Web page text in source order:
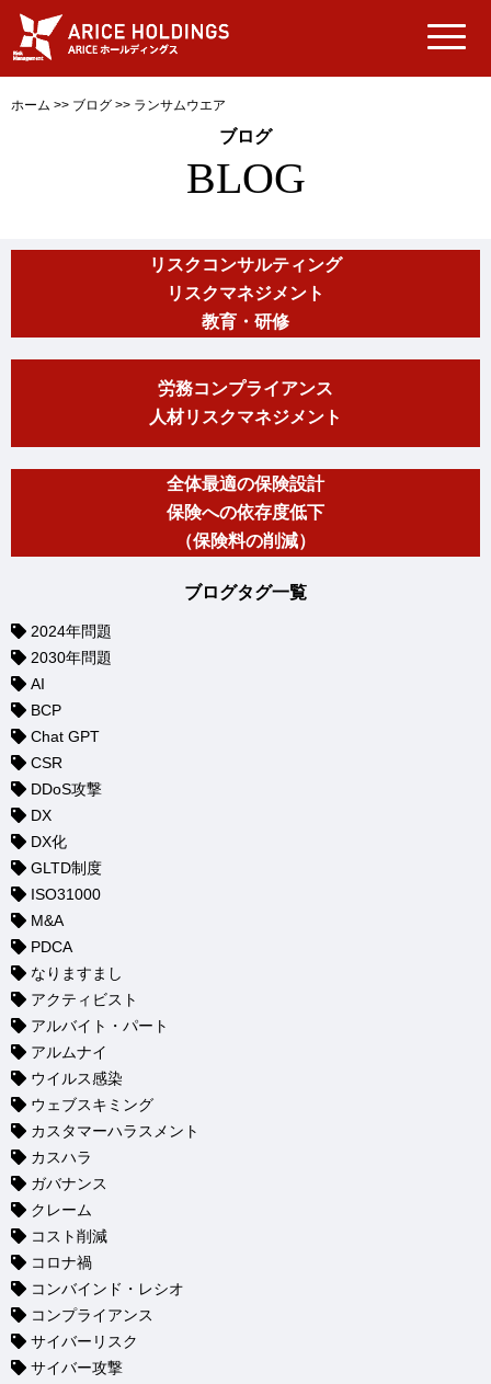
ホーム >> ブログ >> ランサムウエア
ブログ
BLOG
リスクコンサルティング
リスクマネジメント
教育・研修
労務コンプライアンス
人材リスクマネジメント
全体最適の保険設計
保険への依存度低下
（保険料の削減）
ブログタグ一覧
2024年問題
2030年問題
AI
BCP
Chat GPT
CSR
DDoS攻撃
DX
DX化
GLTD制度
ISO31000
M&A
PDCA
なりますまし
アクティビスト
アルバイト・パート
アルムナイ
ウイルス感染
ウェブスキミング
カスタマーハラスメント
カスハラ
ガバナンス
クレーム
コスト削減
コロナ禍
コンバインド・レシオ
コンプライアンス
サイバーリスク
サイバー攻撃